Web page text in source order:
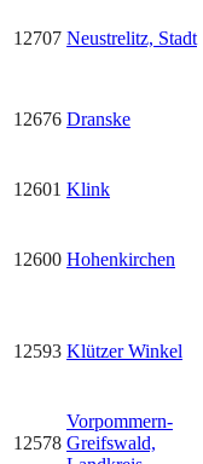
12707 Neustrelitz, Stadt
12676 Dranske
12601 Klink
12600 Hohenkirchen
12593 Klützer Winkel
12578
Vorpommern-
Greifswald,